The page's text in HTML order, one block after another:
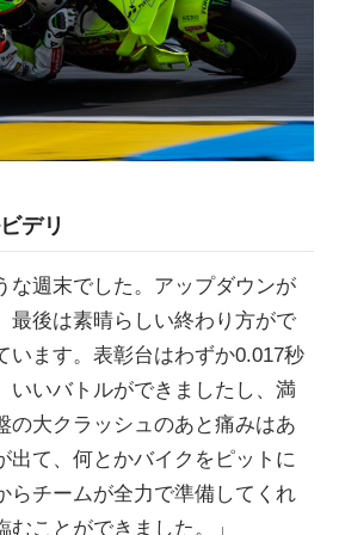
デリ
な週末でした。アップダウンが
最後は素晴らしい終わり方がで
います。表彰台はわずか0.017秒
いいバトルができましたし、満
の大クラッシュのあと痛みはあ
出て、何とかバイクをピットに
らチームが全力で準備してくれ
ことができました。」